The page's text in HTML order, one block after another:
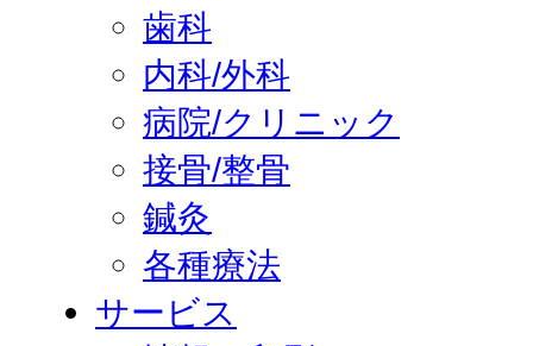
歯科
内科/外科
病院/クリニック
接骨/整骨
鍼灸
各種療法
サービス